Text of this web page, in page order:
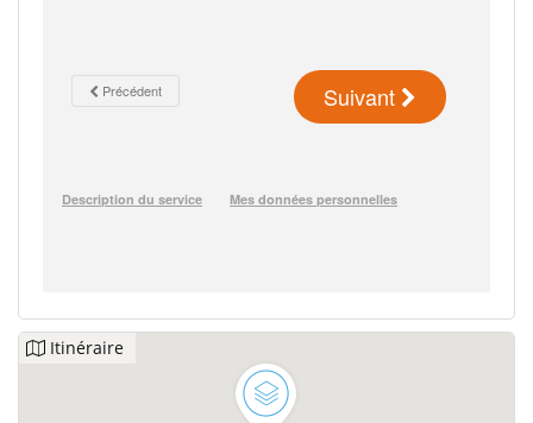
Itinéraire